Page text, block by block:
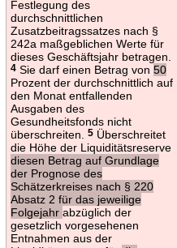
Festlegung des
durchschnittlichen
Zusatzbeitragssatzes nach §
242a maßgeblichen Werte für
dieses Geschäftsjahr betragen.
4Sie darf einen Betrag von 50
Prozent der durchschnittlich auf
den Monat entfallenden
Ausgaben des
Gesundheitsfonds nicht
überschreiten.
5Überschreitet
die Höhe der Liquiditätsreserve
diesen Betrag auf Grundlage
der Prognose des
Schätzerkreises nach § 220
Absatz 2 für das jeweilige
Folgejahr abzüglich der
gesetzlich vorgesehenen
Entnahmen aus der